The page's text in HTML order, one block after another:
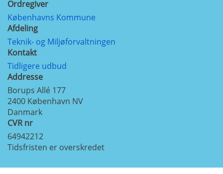
Ordregiver
Københavns Kommune
Afdeling
Teknik- og Miljøforvaltningen
Kontakt
Tidligere udbud
Addresse
Borups Allé 177
2400 København NV
Danmark
CVR nr
64942212
Tidsfristen er overskredet